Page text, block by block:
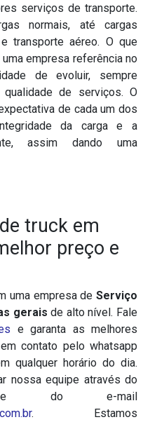
serviços de transporte.
normais, até cargas
transporte aéreo. O que
empresa referência no
de evoluir, sempre
de serviços. O
de cada um dos
da carga e a
assim dando uma
truck em
preço e
uma empresa de Serviço
gerais de alto nível. Fale
e garanta as melhores
contato pelo whatsapp
qualquer horário do dia.
nossa equipe através do
do e-mail
. Estamos